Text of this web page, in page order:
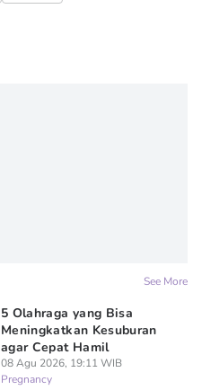
See More
5 Olahraga yang Bisa
Meningkatkan Kesuburan
agar Cepat Hamil
08 Agu 2026, 19:11 WIB
Pregnancy